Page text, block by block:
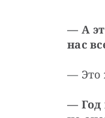
— А
нас
— Это
— Год